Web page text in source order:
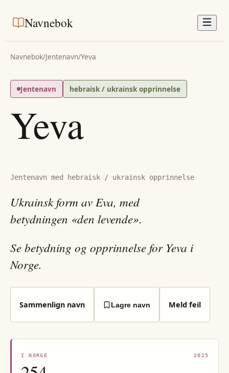
Navnebok
Navnebok/Jentenavn/Yeva
Jentenavn hebraisk / ukrainsk opprinnelse
Yeva
Jentenavn med hebraisk / ukrainsk opprinnelse
Ukrainsk form av Eva, med
betydningen «den levende».
Se betydning og opprinnelse for Yeva i
Norge.
Sammenlign navn Lagre navn Meld feil
I NORGE 2025